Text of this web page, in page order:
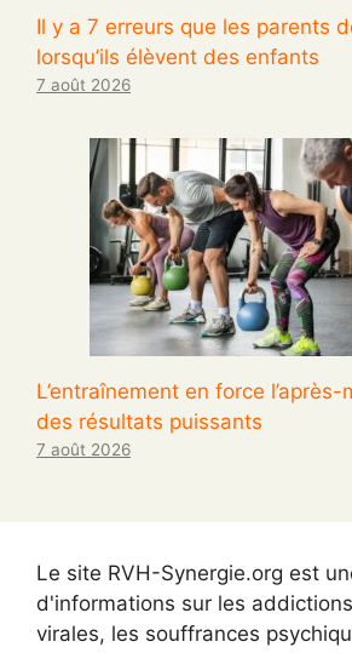
Il y a 7 erreurs que les parents
lorsqu’ils élèvent des enfants
7 août 2026
L’entraînement en force
des résultats puissants
7 août 2026
Le site RVH-Synergie.org est
d'informations sur les
virales, les souffrances